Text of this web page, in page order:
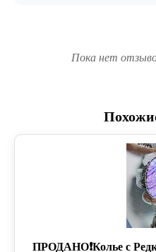
Пока нет
ПРОДАНО❗Колье с